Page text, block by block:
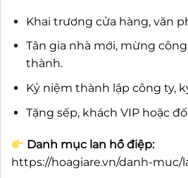
Khai trương cửa hàng, văn
Tân gia nhà mới, mừng
thành.
Kỷ niệm thành lập công ty,
Tặng sếp, khách VIP hoặc
Danh mục lan hồ điệp:
https://hoagiare.vn/danh-muc/